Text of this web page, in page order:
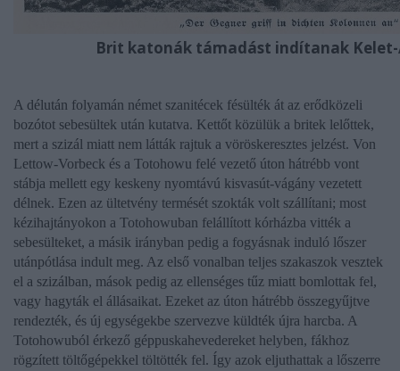
Brit katonák támadást indítanak
A délután folyamán német szanitécek fésülték át az erődközeli
bozótot sebesültek után kutatva. Kettőt közülük a britek lelőttek,
mert a szizál miatt nem látták rajtuk a vöröskeresztes jelzést. Von
Lettow-Vorbeck és a Totohowu felé vezető úton hátrébb vont
stábja mellett egy keskeny nyomtávú kisvasút-vágány vezetett
délnek. Ezen az ültetvény termését szokták volt szállítani; most
kézihajtányokon a Totohowuban felállított kórházba vitték a
sebesülteket, a másik irányban pedig a fogyásnak induló lőszer
utánpótlása indult meg. Az első vonalban teljes szakaszok vesztek
el a szizálban, mások pedig az ellenséges tűz miatt bomlottak fel,
vagy hagyták el állásaikat. Ezeket az úton hátrébb összegyűjtve
rendezték, és új egységekbe szervezve küldték újra harcba. A
Totohowuból érkező géppuskahevedereket helyben, fákhoz
rögzített töltőgépekkel töltötték fel. Így azok eljuthattak a lőszerre